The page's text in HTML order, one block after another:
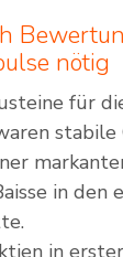
nötig
für
stabile
in den